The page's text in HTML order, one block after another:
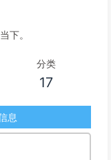
下。
分类
17
息